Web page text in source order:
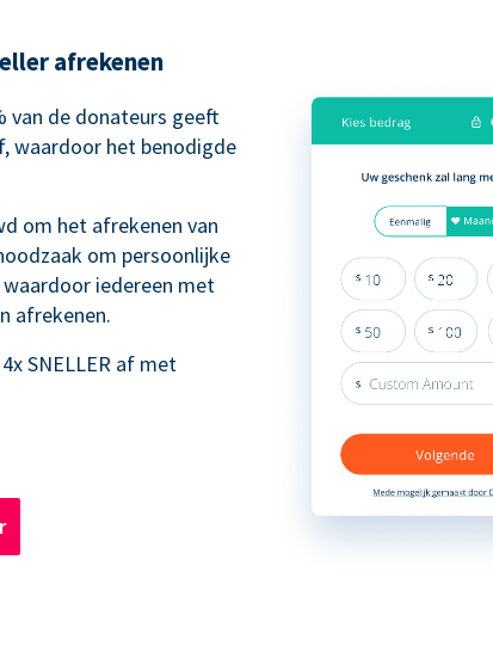
afrekenen
van de donateurs geeft
waardoor het benodigde
om het afrekenen van
om persoonlijke
iedereen met
afrekenen.
SNELLER af met